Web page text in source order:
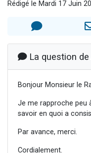
2
Rédigé le Mardi 17 Juin
La question de
Bonjour Monsieur le
Je me rapproche peu
savoir en quoi a
Par avance, merci.
Cordialement.